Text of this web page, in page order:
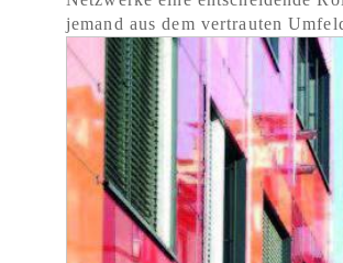
jemand aus dem vertrauten